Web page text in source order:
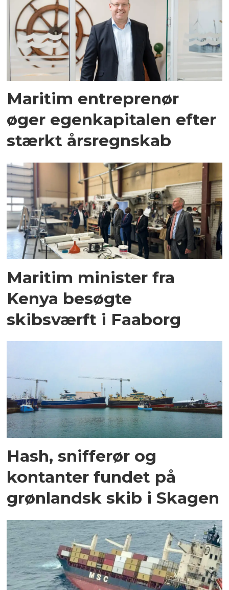
Maritim entreprenør
øger egenkapitalen efter
stærkt årsregnskab
Maritim minister fra
Kenya besøgte
skibsværft i Faaborg
Hash, snifferør og
kontanter fundet på
grønlandsk skib i Skagen